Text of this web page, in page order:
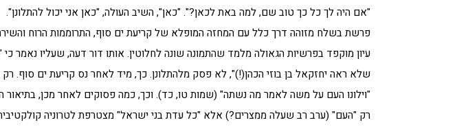
"אם היה לך כל כך טוב שם, למה באת לכאן?". "כאן", השיב העולה, "כאן אני יכול להתלונן".
פרשת בשלח מזוהה דרך כלל עם המחזה המופלא של קריעת ים סוף, התרוממות הרוח
עיון מוקפד בפרשיות הגאולה מלמד שהתמונה שונה לחלוטין. אותו דור דעה, שעליו נאמר
שלא ראה יחזקאל בן בוזי הכהן(!)", לא פסק מלהתלונן. כך, מיד לאחר נס קריעת ים סוף. רק
"וילונו העם על משה לאמר מה נשתה" (שמות טו, כד). וכך, כמה פסוקים לאחר מכן, בתיאור
רק "העם" (ערב רב שעלה ממצרים?) אלא "כל עדת בני ישראל" מצטרפת לטרוניה